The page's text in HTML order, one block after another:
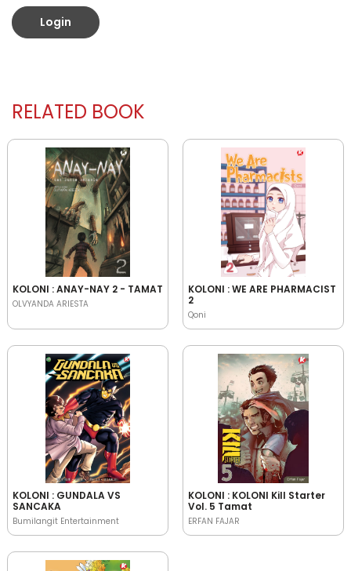
Login
RELATED BOOK
KOLONI : ANAY-NAY 2 - TAMAT
OLVYANDA ARIESTA
KOLONI : WE ARE PHARMACIST
2
Qoni
KOLONI : GUNDALA VS
SANCAKA
Bumilangit Entertainment
KOLONI : KOLONI Kill Starter
Vol. 5 Tamat
ERFAN FAJAR